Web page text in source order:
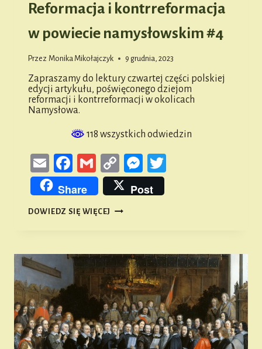
Reformacja i kontrreformacja
w powiecie namysłowskim #4
Przez Monika Mikołajczyk 9 grudnia, 2023
Zapraszamy do lektury czwartej części polskiej
edycji artykułu, poświęconego dziejom
reformacji i kontrreformacji w okolicach
Namysłowa.
118 wszystkich odwiedzin
EmailFacebook
GmailCopy
Link
Messenger
Share Post
DOWIEDZ SIĘ WIĘCEJ REFORMACJA
#4